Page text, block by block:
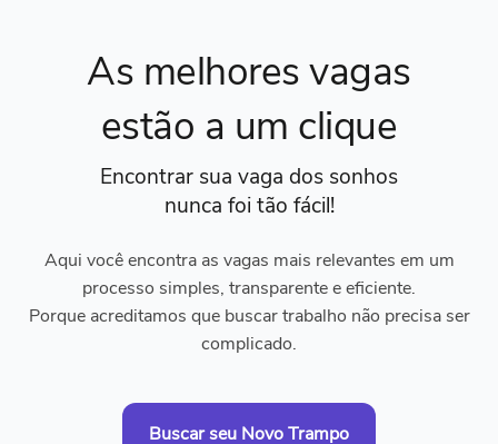
As melhores vagas
estão a um clique
Encontrar sua vaga dos sonhos
nunca foi tão fácil!
Aqui você encontra as vagas mais relevantes em um
processo simples, transparente e eficiente.
Porque acreditamos que buscar trabalho não precisa ser
complicado.
Buscar seu Novo Trampo